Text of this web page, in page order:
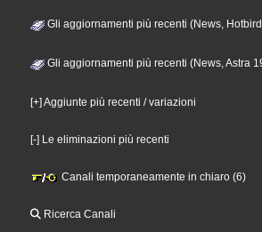
Gli aggiornamenti più recenti (News,
Gli aggiornamenti più recenti (News, Astra
[+] Aggiunte più recenti / variazioni
[-] Le eliminazioni più recenti
Canali temporaneamente in chiaro (6)
Ricerca Canali